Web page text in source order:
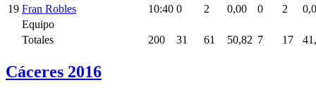
19 Fran Robles 10:40 0 2 0,00 0 2
Equipo
Totales
200 31 61 50,82 7 17
Cáceres 2016